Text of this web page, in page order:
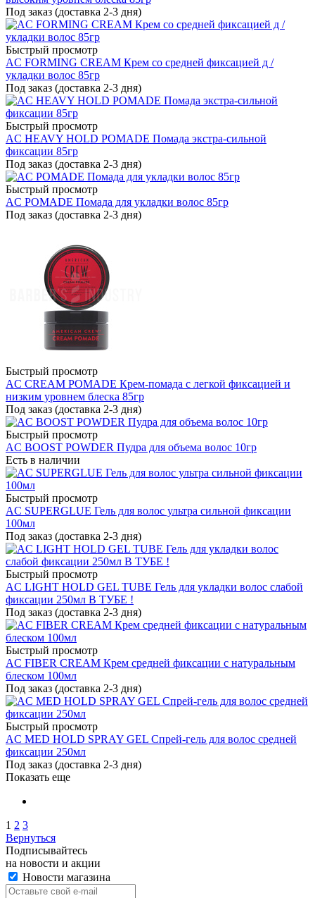
Под заказ (доставка 2-3 дня)
Быстрый просмотр
AC FORMING CREAM Крем со средней фиксацией д /
укладки волос 85гр
Под заказ (доставка 2-3 дня)
Быстрый просмотр
AC HEAVY HOLD POMADE Помада экстра-сильной
фиксации 85гр
Под заказ (доставка 2-3 дня)
Быстрый просмотр
AC POMADE Помада для укладки волос 85гр
Под заказ (доставка 2-3 дня)
Быстрый просмотр
AC CREAM POMADE Крем-помада с легкой фиксацией и
низким уровнем блеска 85гр
Под заказ (доставка 2-3 дня)
Быстрый просмотр
AC BOOST POWDER Пудра для объема волос 10гр
Есть в наличии
Быстрый просмотр
AC SUPERGLUE Гель для волос ультра сильной фиксации
100мл
Под заказ (доставка 2-3 дня)
Быстрый просмотр
AC LIGHT HOLD GEL TUBE Гель для укладки волос слабой
фиксации 250мл В ТУБЕ !
Под заказ (доставка 2-3 дня)
Быстрый просмотр
AC FIBER CREAM Крем средней фиксации с натуральным
блеском 100мл
Под заказ (доставка 2-3 дня)
Быстрый просмотр
AC MED HOLD SPRAY GEL Спрей-гель для волос средней
фиксации 250мл
Под заказ (доставка 2-3 дня)
Показать еще
1 2 3
Вернуться
Подписывайтесь
на новости и акции
Новости магазина